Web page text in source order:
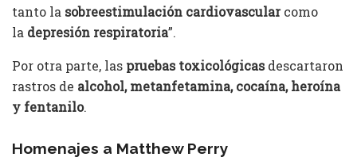
tanto la sobreestimulación cardiovascularcomo
la depresión respiratoria”.
Por otra parte, las pruebas toxicológicasdescartaron
rastros de alcohol, metanfetamina, cocaína, heroína
y fentanilo.
Homenajes a Matthew Perry